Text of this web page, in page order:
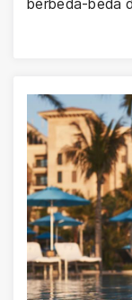
berbeda-beda